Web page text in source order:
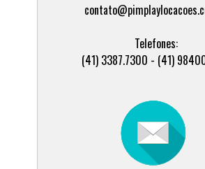
Telefones:
(41) 3387.7300 - (41)